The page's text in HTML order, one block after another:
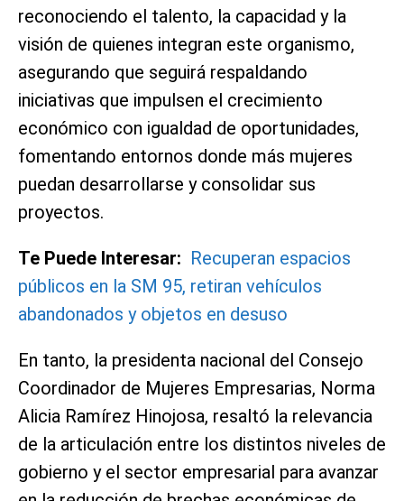
reconociendo el talento, la capacidad y la
visión de quienes integran este organismo,
asegurando que seguirá respaldando
iniciativas que impulsen el crecimiento
económico con igualdad de oportunidades,
fomentando entornos donde más mujeres
puedan desarrollarse y consolidar sus
proyectos.
Te Puede Interesar: Recuperan espacios
públicos en la SM 95, retiran vehículos
abandonados y objetos en desuso
En tanto, la presidenta nacional del Consejo
Coordinador de Mujeres Empresarias, Norma
Alicia Ramírez Hinojosa, resaltó la relevancia
de la articulación entre los distintos niveles de
gobierno y el sector empresarial para avanzar